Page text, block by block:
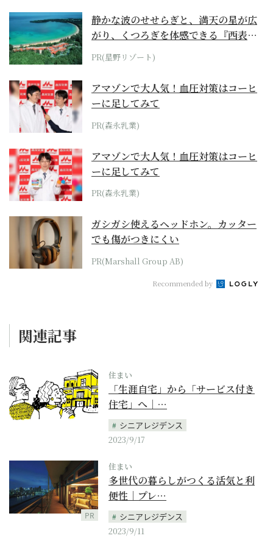
静かな波のせせらぎと、満天の星が広
がり、くつろぎを体感できる『西表島
ホテル by...
PR(星野リゾート)
アマゾンで大人気！血圧対策はコーヒ
ーに足してみて
PR(森永乳業)
アマゾンで大人気！血圧対策はコーヒ
ーに足してみて
PR(森永乳業)
ガシガシ使えるヘッドホン。カッター
でも傷がつきにくい
PR(Marshall Group AB)
Recommended by
関連記事
住まい
「生涯自宅」から「サービス付き
住宅」へ｜…
シニアレジデンス
2023/9/17
PR
住まい
多世代の暮らしがつくる活気と利
便性｜プレ…
シニアレジデンス
2023/9/11